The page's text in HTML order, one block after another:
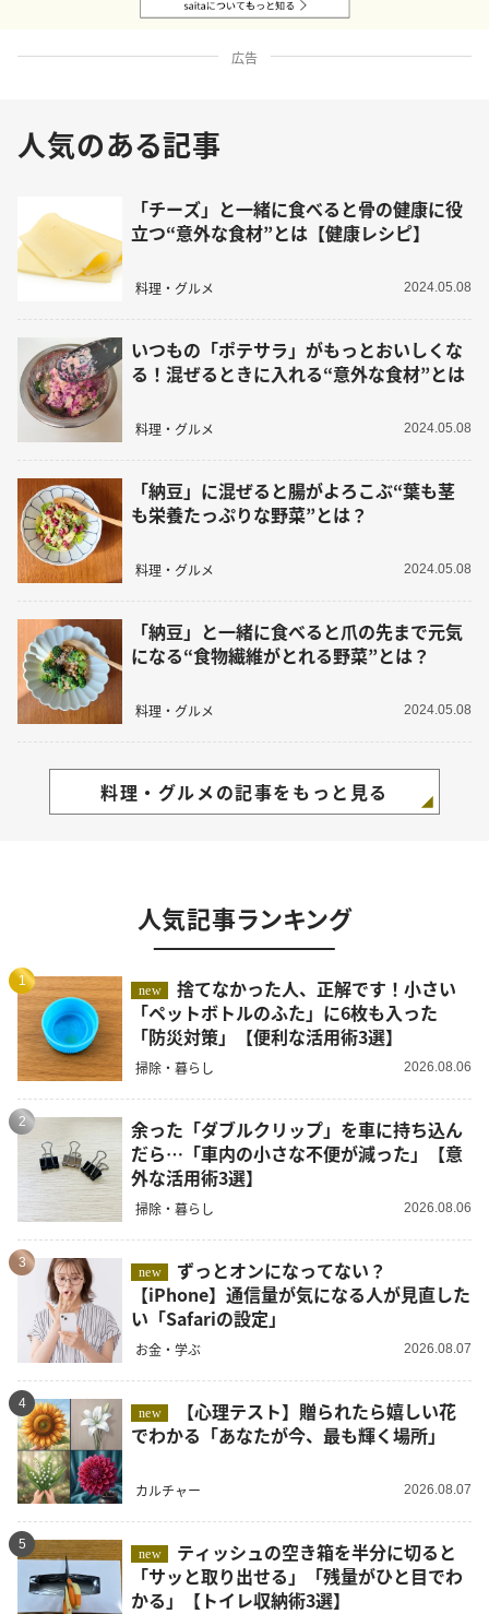
広告
人気のある記事
「チーズ」と一緒に食べると骨の健康に役
立つ“意外な食材”とは【健康レシピ】
料理・グルメ 2024.05.08
いつもの「ポテサラ」がもっとおいしくな
る！混ぜるときに入れる“意外な食材”とは
料理・グルメ 2024.05.08
「納豆」に混ぜると腸がよろこぶ“葉も茎
も栄養たっぷりな野菜”とは？
料理・グルメ 2024.05.08
「納豆」と一緒に食べると爪の先まで元気
になる“食物繊維がとれる野菜”とは？
料理・グルメ 2024.05.08
料理・グルメの記事をもっと見る
人気記事ランキング
1
new
捨てなかった人、正解です！小さい
「ペットボトルのふた」に6枚も入った
「防災対策」【便利な活用術3選】
掃除・暮らし 2026.08.06
2
余った「ダブルクリップ」を車に持ち込ん
だら…「車内の小さな不便が減った」【意
外な活用術3選】
掃除・暮らし 2026.08.06
3
new
【iPhone】通信量が気になる人が見直した
い「Safariの設定」
お金・学ぶ 2026.08.07
4
new
でわかる「あなたが今、最も輝く場所」
カルチャー 2026.08.07
5
new
「サッと取り出せる」「残量がひと目でわ
かる」【トイレ収納術3選】